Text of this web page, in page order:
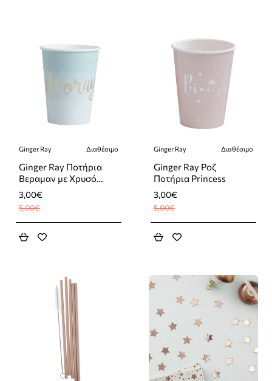
-40%
Ginger Ray Διαθέσιμο
Ginger Ray Ποτήρια
Βεραμαν με Χρυσό
Hooray 8 τεμάχια
3,00€
5,00€
-40%
Ginger Ray Διαθέσιμο
Ginger Ray Ροζ
Ποτήρια Princess
3,00€
5,00€